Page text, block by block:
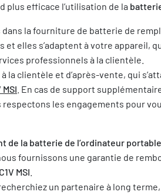
plus efficace l’utilisation de la batterie
dans la fourniture de batterie de
elles s’adaptent à votre appareil,
professionnels à la clientèle.
clientèle et d’après-vente, qui
. En cas de support
les engagements pour
de la batterie de l’ordinateur portable
fournissons une garantie de
MSI
un partenaire à long